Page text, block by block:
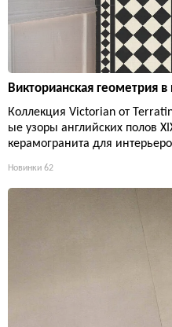
Викторианская геометрия
Коллекция Victorian от
ые узоры английских полов
керамогранита для
Новинки 62